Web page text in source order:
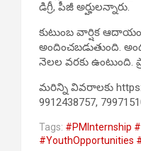
డిగ్రీ, పీజీ అర్హులన్నారు.
కుటుంబ వార్షిక ఆదాయం
అందించబడుతుంది.
నెలల వరకు ఉంటుంది.
మరిన్ని వివరాలకు
9912438757,
Tags: #PMInternship
#YouthOpportunities